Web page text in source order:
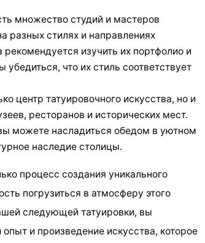
множество студий и мастеров
разных стилях и направлениях
изучить их портфолио и
что их стиль соответствует
центр татуировочного искусства, но и
ресторанов и исторических мест.
можете насладиться обедом в уютном
наследие столицы.
процесс создания уникального
погрузиться в атмосферу этого
следующей татуировки, вы
и произведение искусства, которое